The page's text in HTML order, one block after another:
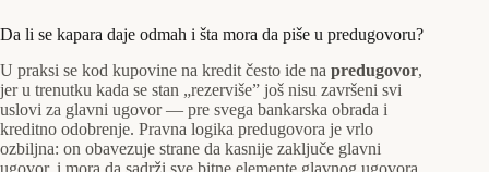
Da li se kapara daje odmah i šta mora da piše u predugovoru?
U praksi se kod kupovine na kredit često ide na predugovor,
jer u trenutku kada se stan „rezerviše” još nisu završeni svi
uslovi za glavni ugovor — pre svega bankarska obrada i
kreditno odobrenje. Pravna logika predugovora je vrlo
ozbiljna: on obavezuje strane da kasnije zaključe glavni
ugovor, i mora da sadrži sve bitne elemente glavnog ugovora.